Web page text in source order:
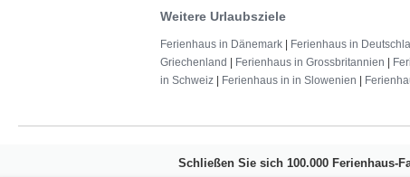
Weitere Urlaubsziele
Ferienhaus in Dänemark | Ferienhaus in
Griechenland | Ferienhaus in Grossbritannien |
in Schweiz | Ferienhaus in in Slowenien |
Schließen Sie sich 100.000 Ferienhaus-